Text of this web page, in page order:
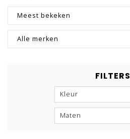
Meest bekeken
Alle merken
FILTERS
Kleur
Maten